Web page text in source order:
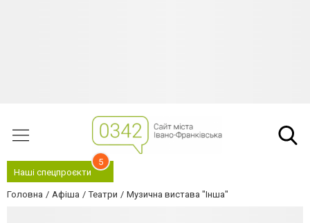
Наші спецпроєкти
5
Головна Афіша Театри Музична вистава "Інша"